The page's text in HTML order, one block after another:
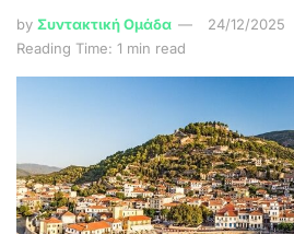
by Συντακτική Ομάδα
24/12/2025
Reading Time: 1 min read